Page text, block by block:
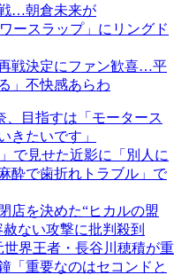
…朝倉未来が
ースラップ」にリングド
戦決定にファン歓喜…平
」不快感あらわ
、目指すは「モータース
きたいです」
で見せた近影に「別人に
酔で歯折れトラブル」で
店を決めた“ヒカルの盟
ない攻撃に批判殺到
世界王者・長谷川穂積が重
「重要なのはセコンドと